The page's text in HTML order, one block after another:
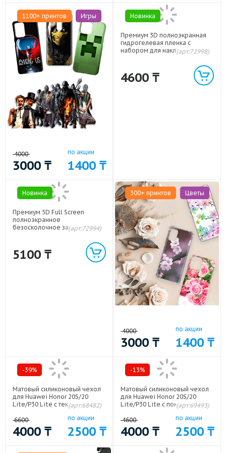
1100+ принтов Игры
4000
3000 ₸
по акции
1400 ₸
Новинка
Премиум 3D полноэкранная
гидрогелевая пленка с
набором для наклеивания для
(арт:72998)
4600 ₸
Новинка
Премиум 5D Full Screen
полноэкранное
безосколочное защитное
чувствительностью для Huawei
P30 Lite/Honor 20S/Honor 20
Lite Черный
(арт:72994)
5100 ₸
300+ принтов Цветы
4000
3000 ₸
по акции
1400 ₸
-39%
Матовый силиконовый чехол
для Huawei Honor 20S/20
Lite/P30 Lite с текстурным
(арт:68482)
6600
4000 ₸
по акции
2500 ₸
-13%
Матовый силиконовый чехол
для Huawei Honor 20S/20
Lite/P30 Lite с покрытием
(арт:69493)
4600
4000 ₸
по акции
2500 ₸